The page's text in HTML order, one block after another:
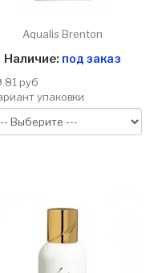
Aqualis Brenton
Наличие: под заказ
руб
упаковки